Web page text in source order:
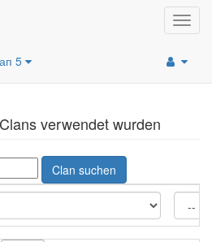
5
verwendet wurden
Clan suchen